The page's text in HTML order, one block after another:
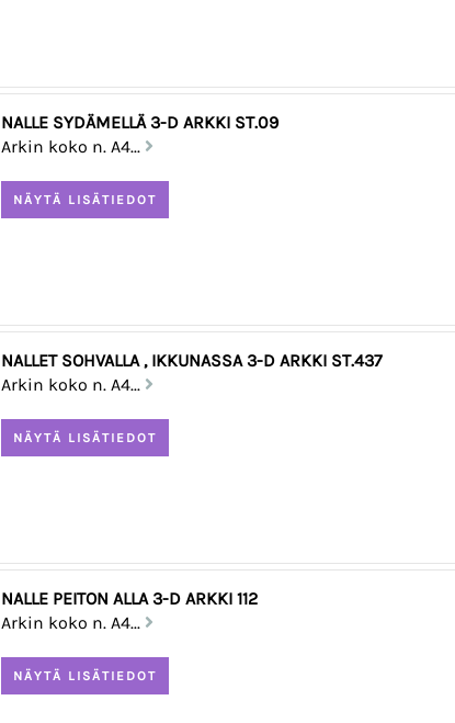
NALLE SYDÄMELLÄ 3-D ARKKI ST.09
Arkin koko n. A4...
NALLET SOHVALLA , IKKUNASSA 3-D ARKKI ST.437
Arkin koko n. A4...
NALLE PEITON ALLA 3-D ARKKI 112
Arkin koko n. A4...